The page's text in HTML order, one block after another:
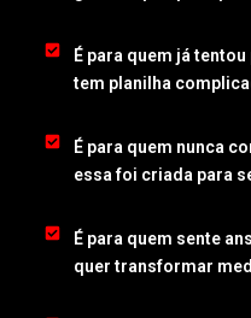
É para quem já
tem planilha
É para quem nunca
essa foi criada para
É para quem sente
quer transformar